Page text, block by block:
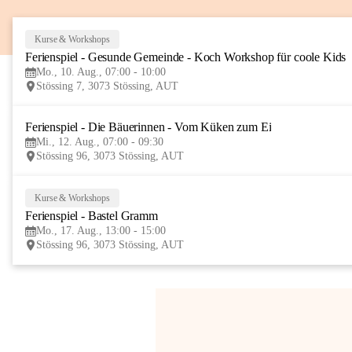
Kurse & Workshops
Ferienspiel - Gesunde Gemeinde - Koch Workshop für coole Kids
Mo., 10. Aug., 07:00 - 10:00
Stössing 7, 3073 Stössing, AUT
Ferienspiel - Die Bäuerinnen - Vom Küken zum Ei
Mi., 12. Aug., 07:00 - 09:30
Stössing 96, 3073 Stössing, AUT
Kurse & Workshops
Ferienspiel - Bastel Gramm
Mo., 17. Aug., 13:00 - 15:00
Stössing 96, 3073 Stössing, AUT